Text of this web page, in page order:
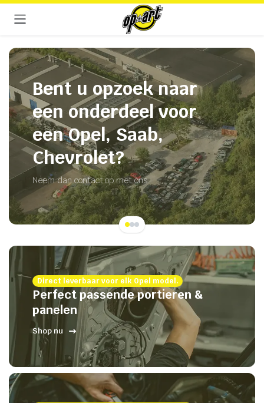
Bent u opzoek naar
een onderdeel voor
een Opel, Saab,
Chevrolet?
Neem dan contact op met ons.
Direct leverbaar voor elk Opel model.
Perfect passende portieren &
panelen
Shop nu